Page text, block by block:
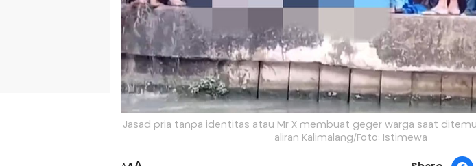
Jasad pria tanpa identitas atau Mr X membuat geger warga saat
aliran Kalimalang/Foto: Istimewa